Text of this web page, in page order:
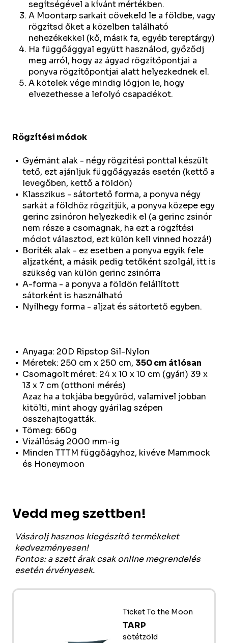
segítségével a kívánt mértékben.
A Moontarp sarkait cövekeld le a földbe, vagy
rögzítsd őket a közelben található
nehezékekkel (kő, másik fa, egyéb tereptárgy)
Ha függőággyal együtt használod, győződj
meg arról, hogy az ágyad rögzítőpontjai a
ponyva rögzítőpontjai alatt helyezkednek el.
A kötelek vége mindig lógjon le, hogy
elvezethesse a lefolyó csapadékot.
Rögzítési módok
Gyémánt alak - négy rögzítési ponttal készült
tető, ezt ajánljuk függőágyazás esetén (kettő a
levegőben, kettő a földön)
Klasszikus - sátortető forma, a ponyva négy
sarkát a földhöz rögzítjük, a ponyva közepe egy
gerinc zsinóron helyezkedik el (a gerinc zsinór
nem része a csomagnak, ha ezt a rögzítési
módot választod, ezt külön kell vinned hozzá!)
Boríték alak - ez esetben a ponyva egyik fele
aljzatként, a másik pedig tetőként szolgál, itt is
szükség van külön gerinc zsinórra
A-forma - a ponyva a földön felállított
sátorként is használható
Nyílhegy forma - aljzat és sátortető egyben.
Anyaga: 20D Ripstop Sil-Nylon
Méretek: 250 cm x 250 cm, 350 cm átlósan
Csomagolt méret: 24 x 10 x 10 cm (gyári) 39 x
13 x 7 cm (otthoni mérés)
Azaz ha a tokjába begyűröd, valamivel jobban
kitölti, mint ahogy gyárilag szépen
összehajtogatták.
Tömeg: 660g
Vízállóság 2000 mm-ig
Minden TTTM függőágyhoz, kivéve Mammock
és Honeymoon
Vedd meg szettben!
Vásárolj hasznos kiegészítő termékeket
kedvezményesen!
Fontos: a szett árak csak online megrendelés
esetén érvényesek.
Ticket To the Moon
TARP
sötétzöld